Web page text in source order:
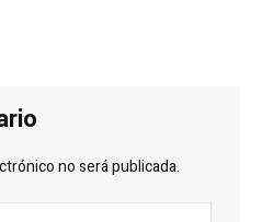
no será publicada.